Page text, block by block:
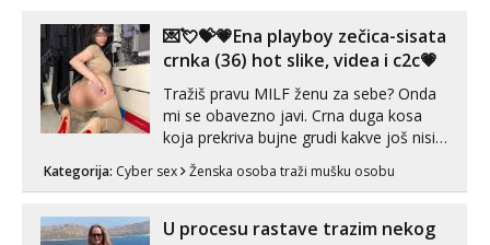
tijelu Iskljucivo neradim analni !!! I
neljubim se Wha...
💌💘💝💗Ena playboy zečica-sisata
crnka (36) hot slike, videa i c2c💗
Tražiš pravu MILF ženu za sebe? Onda
mi se obavezno javi. Crna duga kosa
koja prekriva bujne grudi kakve još nisi
vidio, čista ŠESTICA! A usne? O usnama
bolje da ni ne pričam. Prave pune usne
vjeruj mi, takve još nisi vidio. Uvijek sam
Kategorija: Cyber sex Ženska osoba traži mušku osobu
U procesu rastave trazim nekog